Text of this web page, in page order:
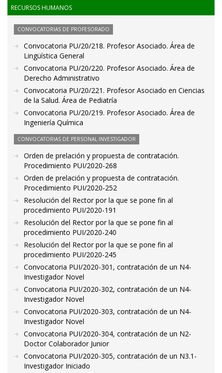
RECURSOS HUMANOS
CONVOCATORIAS DE PROFESORADO
Convocatoria PU/20/218. Profesor Asociado. Área de
Lingüística General
Convocatoria PU/20/220. Profesor Asociado. Área de
Derecho Administrativo
Convocatoria PU/20/221. Profesor Asociado en Ciencias
de la Salud. Área de Pediatría
Convocatoria PU/20/219. Profesor Asociado. Área de
Ingeniería Química
CONVOCATORIAS DE PERSONAL INVESTIGADOR
Orden de prelación y propuesta de contratación.
Procedimiento PUI/2020-268
Orden de prelación y propuesta de contratación.
Procedimiento PUI/2020-252
Resolución del Rector por la que se pone fin al
procedimiento PUI/2020-191
Resolución del Rector por la que se pone fin al
procedimiento PUI/2020-240
Resolución del Rector por la que se pone fin al
procedimiento PUI/2020-245
Convocatoria PUI/2020-301, contratación de un N4-
Investigador Novel
Convocatoria PUI/2020-302, contratación de un N4-
Investigador Novel
Convocatoria PUI/2020-303, contratación de un N4-
Investigador Novel
Convocatoria PUI/2020-304, contratación de un N2-
Doctor Colaborador Junior
Convocatoria PUI/2020-305, contratación de un N3.1-
Investigador Iniciado